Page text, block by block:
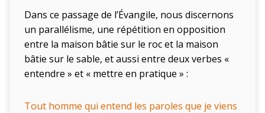
Dans ce passage de l’Évangile, nous discernons
un parallélisme, une répétition en opposition
entre la maison bâtie sur le roc et la maison
bâtie sur le sable, et aussi entre deux verbes «
entendre » et « mettre en pratique » :
Tout homme qui entend les paroles que je viens